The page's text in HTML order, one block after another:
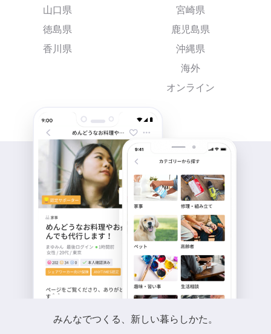
山口県
徳島県
香川県
宮崎県
鹿児島県
沖縄県
海外
オンライン
みんなでつくる、新しい暮らしかた。